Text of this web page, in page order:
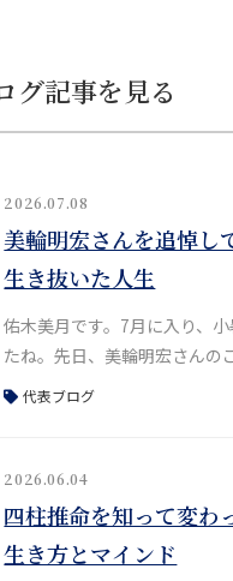
グ記事を見る
2026.07.08
美輪明宏さんを追悼し
生き抜いた人生
佑木美月です。7月に入り、
たね。先日、美輪明宏さんの
スがありました。かねてより
やはり寂しさがこみ上げます
のファンで、30代の頃は大阪
蜴」や「毛皮のマリー」、「
ィット・ピアフ物語〜」など
代表ブログ
2026.06.04
四柱推命を知って変わ
生き方とマインド